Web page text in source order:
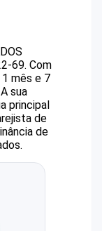
69. Com
1 mês e 7
A sua
principal
de
de